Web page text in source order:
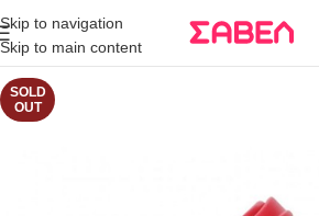
Skip to navigation
Skip to main content
άνω των 80€
Παραγγελία
SOLD
OUT